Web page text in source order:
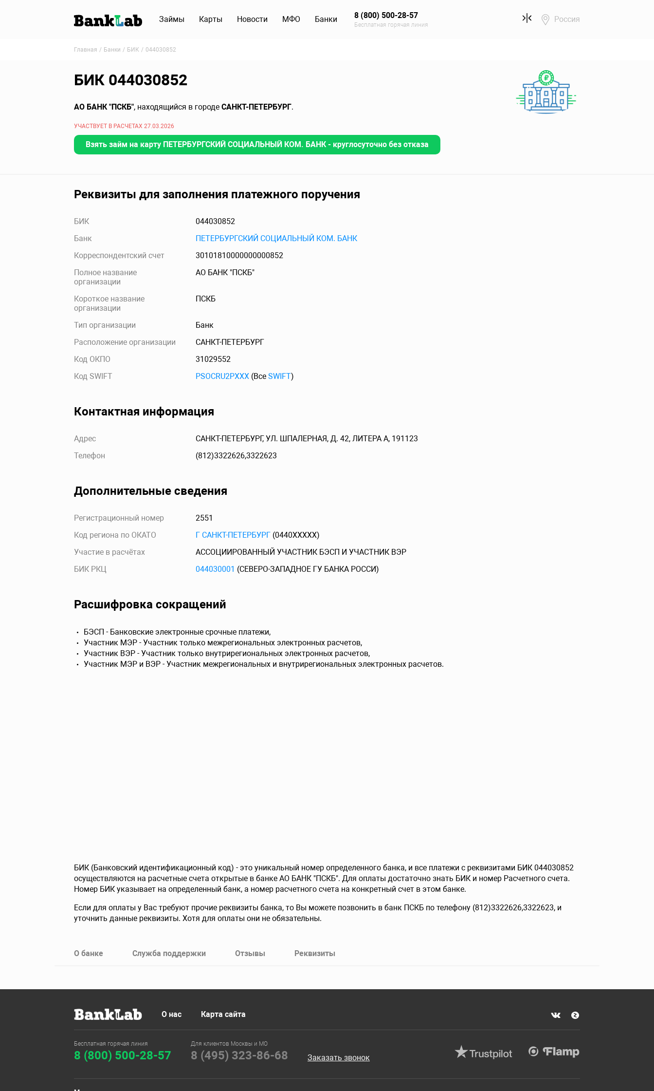
Займы Карты Новости МФО Банки 8 (800) 500-28-57
Бесплатная горячая линия
Россия
Главная Банки БИК 044030852
БИК 044030852
АО БАНК "ПСКБ", находящийся в городе САНКТ-ПЕТЕРБУРГ.
УЧАСТВУЕТ В РАСЧЕТАХ 27.03.2026
Взять займ на карту ПЕТЕРБУРГСКИЙ СОЦИАЛЬНЫЙ КОМ. БАНК - круглосуточно без отказа
Реквизиты для заполнения платежного поручения
БИК
044030852
Банк
ПЕТЕРБУРГСКИЙ СОЦИАЛЬНЫЙ КОМ. БАНК
Корреспондентский счет
30101810000000000852
Полное название
организации
АО БАНК "ПСКБ"
Короткое название
организации
ПСКБ
Тип организации
Банк
Расположение организации
САНКТ-ПЕТЕРБУРГ
Код ОКПО
31029552
Код SWIFT
PSOCRU2PXXX (Все SWIFT)
Контактная информация
Адрес
САНКТ-ПЕТЕРБУРГ, УЛ. ШПАЛЕРНАЯ, Д. 42, ЛИТЕРА А, 191123
Телефон
(812)3322626,3322623
Дополнительные сведения
Регистрационный номер
2551
Код региона по ОКАТО
Г САНКТ-ПЕТЕРБУРГ (0440XXXXX)
Участие в расчётах
АССОЦИИРОВАННЫЙ УЧАСТНИК БЭСП И УЧАСТНИК ВЭР
БИК РКЦ
044030001 (СЕВЕРО-ЗАПАДНОЕ ГУ БАНКА РОССИ)
Расшифровка сокращений
БЭСП - Банковские электронные срочные платежи,
Участник МЭР - Участник только межрегиональных электронных расчетов,
Участник ВЭР - Участник только внутрирегиональных электронных расчетов,
Участник МЭР и ВЭР - Участник межрегиональных и внутрирегиональных электронных расчетов.
БИК (Банковский идентификационный код) - это уникальный номер определенного банка, и все платежи с реквизитами БИК 044030852
осуществляются на расчетные счета открытые в банке АО БАНК "ПСКБ". Для оплаты достаточно знать БИК и номер Расчетного счета.
Номер БИК указывает на определенный банк, а номер расчетного счета на конкретный счет в этом банке.
Если для оплаты у Вас требуют прочие реквизиты банка, то Вы можете позвонить в банк ПСКБ по телефону (812)3322626,3322623, и
уточнить данные реквизиты. Хотя для оплаты они не обязательны.
О банке Служба поддержки Отзывы Реквизиты
О нас Карта сайта
Бесплатная горячая линия
8 (800) 500-28-57
Для клиентов Москвы и МО
8 (495) 323-86-68 Заказать звонок